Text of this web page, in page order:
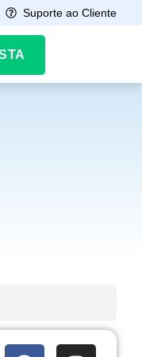
Suporte ao Cliente